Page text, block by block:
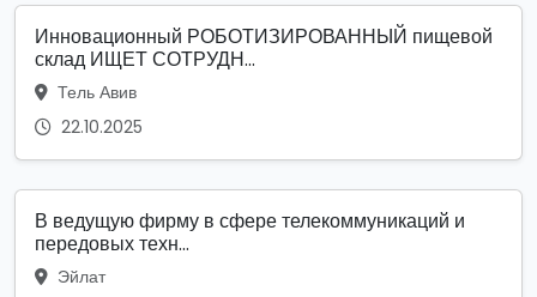
Инновационный РОБОТИЗИРОВАННЫЙ пищевой
склад ИЩЕТ СОТРУДН...
Тель Авив
22.10.2025
В ведущую фирму в сфере телекоммуникаций и
передовых техн...
Эйлат